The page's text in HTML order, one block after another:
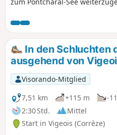
In den Schluchten
ausgehend von
Visorando-Mitglied
7,51 km
+115 m
-
2:30 Std.
Mittel
Start in Vigeois (Corrèze)